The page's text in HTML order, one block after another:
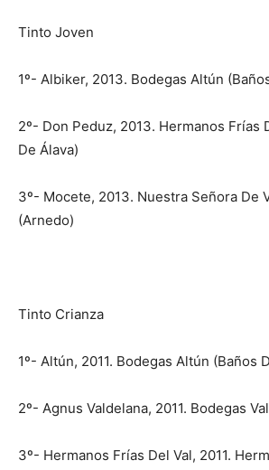
Tinto Joven
1º- Albiker, 2013. Bodegas Altún
2º- Don Peduz, 2013. Hermanos Frías
De Álava)
3º- Mocete, 2013. Nuestra Señora De
(Arnedo)
Tinto Crianza
1º- Altún, 2011. Bodegas Altún (Baños
2º- Agnus Valdelana, 2011. Bodegas
3º- Hermanos Frías Del Val, 2011.